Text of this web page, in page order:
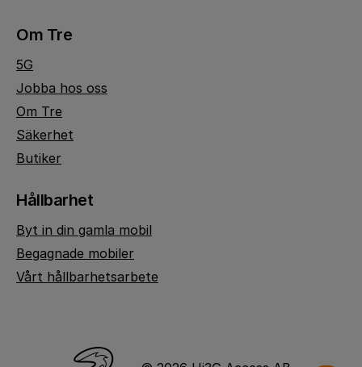
Om Tre
5G
Jobba hos oss
Om Tre
Säkerhet
Butiker
Hållbarhet
Byt in din gamla mobil
Begagnade mobiler
Vårt hållbarhetsarbete